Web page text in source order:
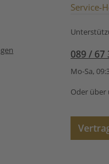
Service-
089 / 67
Mo-Sa,
Oder über